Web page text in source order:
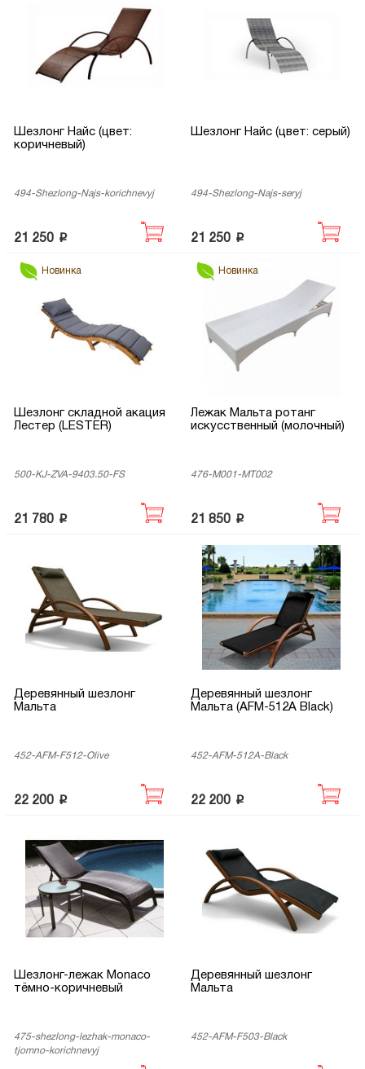
Шезлонг Найс (цвет:
коричневый)
494-Shezlong-Najs-korichnevyj
21 250 p
Шезлонг Найс (цвет: серый)
494-Shezlong-Najs-seryj
21 250 p
Новинка
Шезлонг складной акация
Лестер (LESTER)
500-KJ-ZVA-9403.50-FS
21 780 p
Новинка
Лежак Мальта ротанг
искусственный (молочный)
476-M001-МТ002
21 850 p
Деревянный шезлонг
Мальта
452-AFM-F512-Olive
22 200 p
Деревянный шезлонг
Мальта (AFM-512A Black)
452-AFM-512A-Black
22 200 p
Шезлонг-лежак Monaco
тёмно-коричневый
475-shezlong-lezhak-monaco-
tjomno-korichnevyj
Деревянный шезлонг
Мальта
452-AFM-F503-Black